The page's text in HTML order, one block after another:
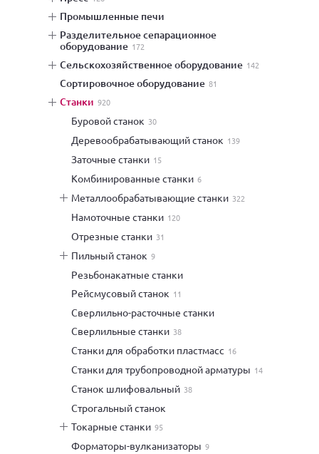
промышленные печи
разделительное сепарационное
оборудование 172
сельскохозяйственное оборудование 142
сортировочное оборудование 81
станки 920
буровой станок 30
деревообрабатывающий станок 139
заточные станки 15
комбинированные станки 6
металлообрабатывающие станки 322
намоточные станки 120
отрезные станки 31
пильный станок 9
резьбонакатные станки
рейсмусовый станок 11
сверлильно-расточные станки
сверлильные станки 38
станки для обработки пластмасс 16
станки для трубопроводной арматуры 14
станок шлифовальный 38
строгальный станок
токарные станки 95
форматоры-вулканизаторы 9